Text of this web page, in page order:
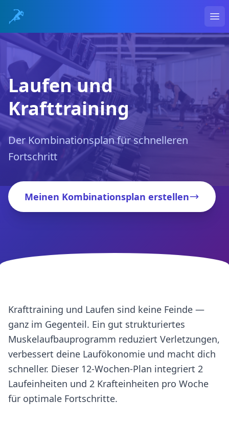
Laufen und
Krafttraining
Der Kombinationsplan für schnelleren
Fortschritt
Meinen Kombinationsplan erstellen
Krafttraining und Laufen sind keine Feinde —
ganz im Gegenteil. Ein gut strukturiertes
Muskelaufbauprogramm reduziert Verletzungen,
verbessert deine Laufökonomie und macht dich
schneller. Dieser 12-Wochen-Plan integriert 2
Laufeinheiten und 2 Krafteinheiten pro Woche
für optimale Fortschritte.